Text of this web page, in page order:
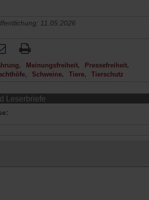
11.05.2026
Meinungsfreiheit
Pressefreiheit
Schweine Tiere Tierschutz
Leserbriefe